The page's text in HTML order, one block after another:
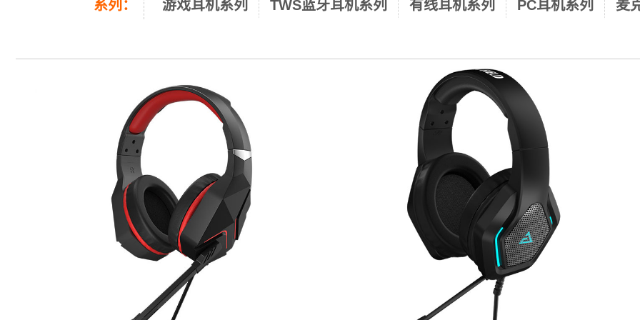
系列： 游戏耳机系列 TWS蓝牙耳机系列 有线耳机系列 PC耳机系列 麦